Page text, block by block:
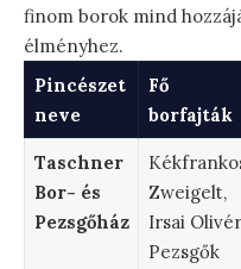
finom borok mind
élményhez.
Pincészet
neve
Fő
borfajták
Taschner
Bor- és
Pezsgőház
Zweigelt,
Irsai
Pezsgők